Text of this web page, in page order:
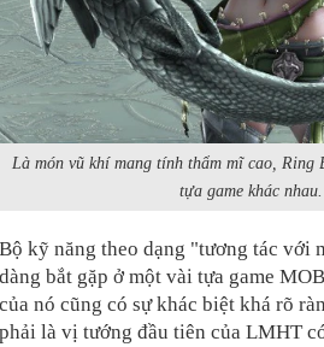
Là món vũ khí mang tính thẩm mĩ cao, Ring
tựa game khác
Bộ kỹ năng theo dạng "tương tác với
dàng bắt gặp ở một vài tựa game
của nó cũng có sự khác biệt khá rõ
phải là vị tướng đầu tiên của LMHT